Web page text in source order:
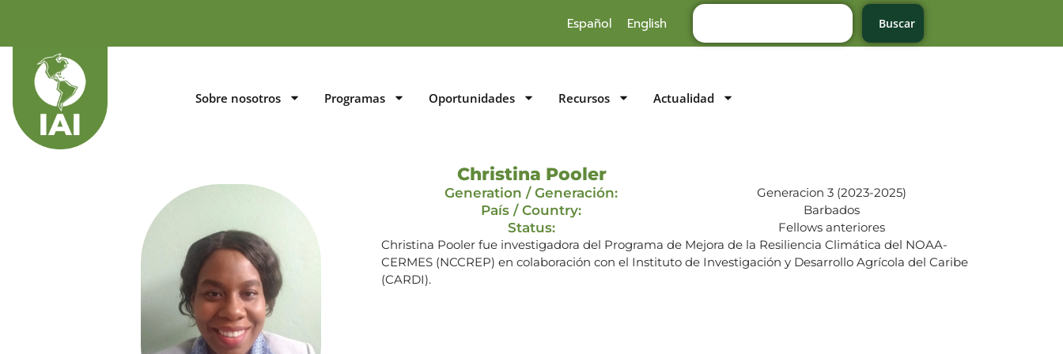
Español English Buscar
Sobre nosotros Programas Oportunidades Recursos Actualidad
Christina Pooler
Generation / Generación: Generacion 3 (2023-2025)
País / Country: Barbados
Status:
Fellows anteriores
Christina Pooler fue investigadora del Programa de Mejora de la Resiliencia Climática del NOAA-
CERMES (NCCREP) en colaboración con el Instituto de Investigación y Desarrollo Agrícola del Caribe
(CARDI).